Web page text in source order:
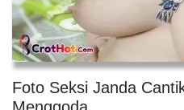
Foto Seksi Janda
Menggoda